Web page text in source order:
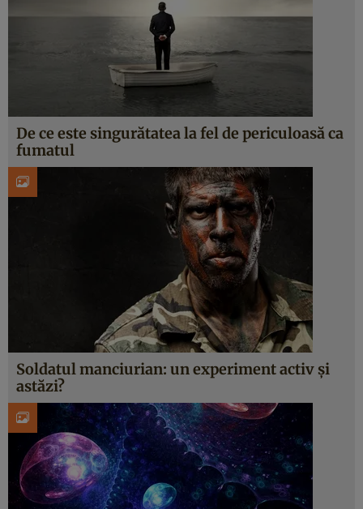
De ce este singurătatea la fel de periculoasă ca
fumatul
Soldatul manciurian: un experiment activ şi
astăzi?